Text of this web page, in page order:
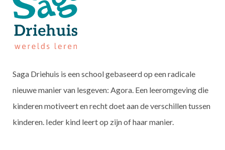
Saga Driehuis is een school gebaseerd op een radicale
nieuwe manier van lesgeven: Agora. Een leeromgeving die
kinderen motiveert en recht doet aan de verschillen tussen
kinderen. Ieder kind leert op zijn of haar manier.